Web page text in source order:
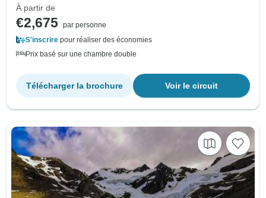
À partir de
€2,675 par personne
S'inscrire pour réaliser des économies
Prix basé sur une chambre double
Voir le circuit
Télécharger la brochure